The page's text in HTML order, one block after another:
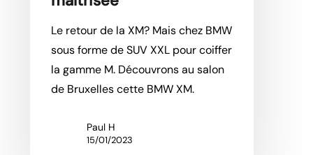
Le retour de la XM? Mais chez BMW
sous forme de SUV XXL pour coiffer
la gamme M. Découvrons au salon
de Bruxelles cette BMW XM.
Paul H
15/01/2023